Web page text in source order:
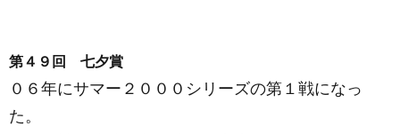
第４９回 七夕賞
０６年にサマー２０００シリーズの第１戦になっ
た。